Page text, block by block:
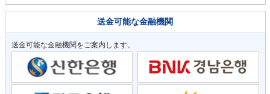
送金可能な金融機関
送金可能な金融機関をご案内します。